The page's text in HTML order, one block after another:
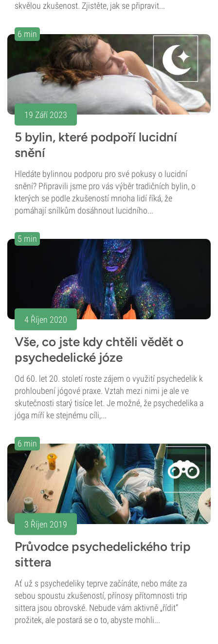
skvělou zkušenost. Zjistěte, jak se připravit...
6 min
19 Září 2023
5 bylin, které podpoří lucidní
snění
Hledáte bylinnou podporu pro své pokusy o lucidní
snění? Připravili jsme pro vás výběr tradičních bylin, o
kterých se podle zkušeností mnoha lidí říká, že
pomáhají snílkům dosáhnout lucidního...
5 min
4 Říjen 2020
Vše, co jste kdy chtěli vědět o
psychedelické józe
Od 60. let 20. století roste zájem o využití psychedelik k
prohloubení jógové praxe. Vztah mezi nimi je ale ve
skutečnosti starý tisíce let. Je možné, že psychedelika a
jóga míří ke stejnému cíli,...
6 min
3 Říjen 2019
Průvodce psychedelického trip
sittera
Ať už s psychedeliky teprve začínáte, nebo máte za
sebou spoustu zkušeností, přínosy přítomnosti trip
sittera jsou obrovské. Nebude vám aktivně „řídit“
prožitek, ale postará se o to, abyste mohli...